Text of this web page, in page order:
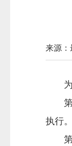
来源：
第一
执行。
第二